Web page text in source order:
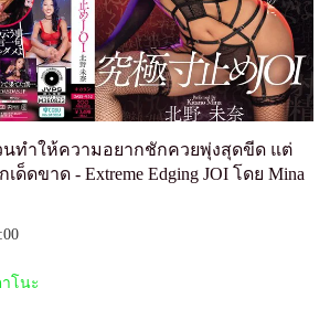
นทำให้ความอยากชักควยพุ่งสุดขีด แต่
ด็ดขาด - Extreme Edging JOI โดย Mina
โนะ